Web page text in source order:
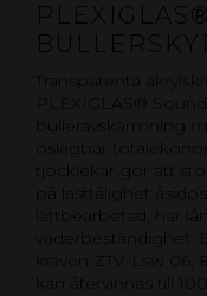
Transparenta
PLEXIGLAS®
bulleravskärmning
oslagbar
tjocklekar gör att
på lasttålighet
lättbearbetad, har
väderbeständighet.
kraven ZTV-Lsw 06,
kan återvinnas till